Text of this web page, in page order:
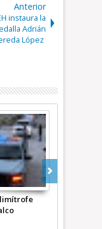
Anterior
instaura la
Adrián
López